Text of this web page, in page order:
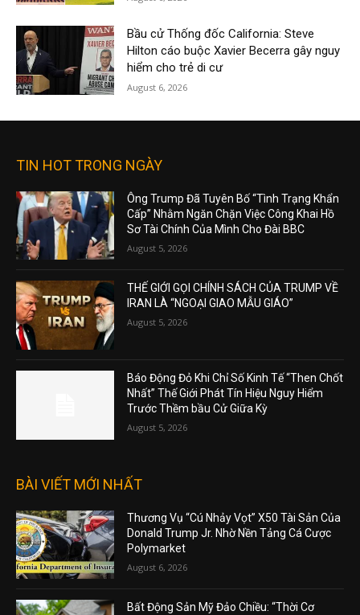
Bầu cử Thống đốc California: Steve
Hilton cáo buộc Xavier Becerra gây nguy
hiểm cho trẻ di cư
August 6, 2026
TIN HOT TRONG NGÀY
Ông Trump Đã Tuyên Bố “Tình Trạng Khẩn
Cấp” Nhằm Ngăn Chặn Việc Công Khai Hồ
Sơ Tài Chính Của Mình Cho Đài BBC
August 5, 2026
THẾ GIỚI GỌI CHÍNH SÁCH CỦA TRUMP VỀ
IRAN LÀ “NGOẠI GIAO MẪU GIÁO”
August 5, 2026
Báo Động Đỏ Khi Chỉ Số Kinh Tế “Then Chốt
Nhất” Thế Giới Phát Tín Hiệu Nguy Hiểm
Trước Thềm bầu Cử Giữa Kỳ
August 5, 2026
BÀI VIẾT MỚI NHẤT
Thương Vụ “Cú Nhảy Vọt” X50 Tài Sản Của
Donald Trump Jr. Nhờ Nền Tảng Cá Cược
Polymarket
August 6, 2026
Bất Động Sản Mỹ Đảo Chiều: “Thời Cơ